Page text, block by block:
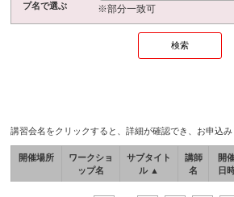
プ名で選ぶ
※部分一致可
講習会名をクリックすると、詳細が確認でき、お申込み
開催場所
ワークショ
ップ名
サブタイト
ル ▲
講師
名
開
日